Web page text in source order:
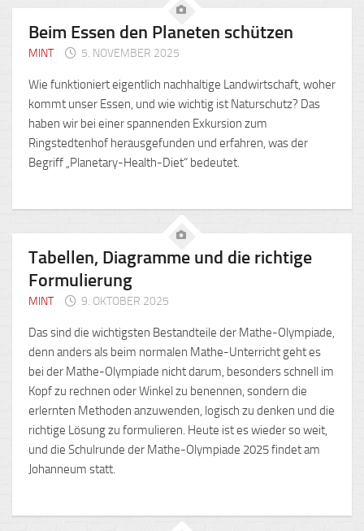
Beim Essen den Planeten schützen
MINT 5. NOVEMBER 2025
Wie funktioniert eigentlich nachhaltige Landwirtschaft, woher
kommt unser Essen, und wie wichtig ist Naturschutz? Das
haben wir bei einer spannenden Exkursion zum
Ringstedtenhof herausgefunden und erfahren, was der
Begriff „Planetary-Health-Diet“ bedeutet.
Tabellen, Diagramme und die richtige
Formulierung
MINT 9. OKTOBER 2025
Das sind die wichtigsten Bestandteile der Mathe-Olympiade,
denn anders als beim normalen Mathe-Unterricht geht es
bei der Mathe-Olympiade nicht darum, besonders schnell im
Kopf zu rechnen oder Winkel zu benennen, sondern die
erlernten Methoden anzuwenden, logisch zu denken und die
richtige Lösung zu formulieren. Heute ist es wieder so weit,
und die Schulrunde der Mathe-Olympiade 2025 findet am
Johanneum statt.